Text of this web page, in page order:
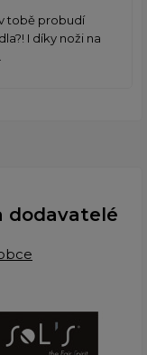
tobě probudí
I díky noži na
dodavatelé